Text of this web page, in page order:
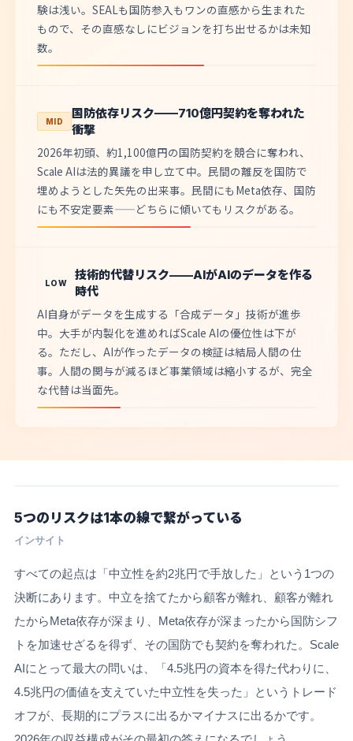
験は浅い。SEALも国防参入もワンの直感から生まれた
もので、その直感なしにビジョンを打ち出せるかは未知
数。
MID
国防依存リスク——710億円契約を奪われた
衝撃
2026年初頭、約1,100億円の国防契約を競合に奪われ、
Scale AIは法的異議を申し立て中。民間の離反を国防で
埋めようとした矢先の出来事。民間にもMeta依存、国防
にも不安定要素——どちらに傾いてもリスクがある。
LOW
技術的代替リスク——AIがAIのデータを作る
時代
AI自身がデータを生成する「合成データ」技術が進歩
中。大手が内製化を進めればScale AIの優位性は下が
る。ただし、AIが作ったデータの検証は結局人間の仕
事。人間の関与が減るほど事業領域は縮小するが、完全
な代替は当面先。
5つのリスクは1本の線で繋がっている
インサイト
すべての起点は「中立性を約2兆円で手放した」という1つの
決断にあります。中立を捨てたから顧客が離れ、顧客が離れ
たからMeta依存が深まり、Meta依存が深まったから国防シフ
トを加速せざるを得ず、その国防でも契約を奪われた。Scale
AIにとって最大の問いは、「4.5兆円の資本を得た代わりに、
4.5兆円の価値を支えていた中立性を失った」というトレード
オフが、長期的にプラスに出るかマイナスに出るかです。